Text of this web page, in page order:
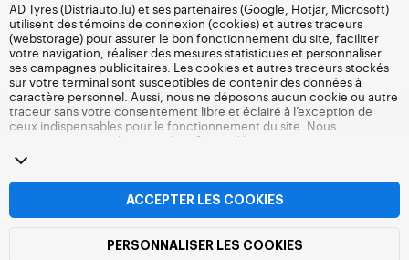
AD Tyres (Distriauto.lu) et ses partenaires (Google, Hotjar, Microsoft)
utilisent des témoins de connexion (cookies) et autres traceurs
(webstorage) pour assurer le bon fonctionnement du site, faciliter
votre navigation, réaliser des mesures statistiques et personnaliser
ses campagnes publicitaires. Les cookies et autres traceurs stockés
sur votre terminal sont susceptibles de contenir des données à
caractère personnel. Aussi, nous ne déposons aucun cookie ou autre
traceur sans votre consentement libre et éclairé à l’exception de
ceux indispensables pour le fonctionnement du site. Nous
conservons votre choix pendant 6 mois. Vous pouvez retirer votre
consentement à tout moment en vous rendant sur la
autres traceurs
accepter le dépôt de cookies ou autres traceurs. Le refus ne fait pas
obstacle à l’accès aux services Distriauto.lu. Pour plus d’informations,
nous vous invitons à consulter
ACCEPTER LES COOKIES
PERSONNALISER LES COOKIES